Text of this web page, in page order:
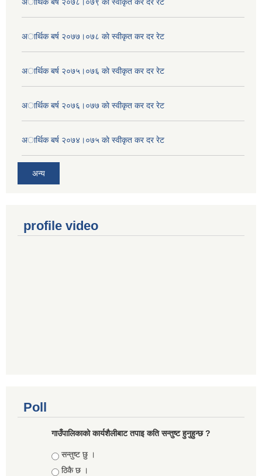
अार्थिक बर्ष २०७८।०७९ काे स्वीकृत कर दर रेट
अार्थिक बर्ष २०७७।०७८ काे स्वीकृत कर दर रेट
अार्थिक बर्ष २०७५।०७६ काे स्वीकृत कर दर रेट
अार्थिक बर्ष २०७६।०७७ काे स्वीकृत कर दर रेट
अार्थिक बर्ष २०७४।०७५ काे स्वीकृत कर दर रेट
अन्य
profile video
Poll
गाउँपालिकाको कार्यशैलीबाट तपाइ कति सन्तुष्ट हुनुहुन्छ ?
Choices
सन्तुष्ट छु ।
ठिकै छ ।